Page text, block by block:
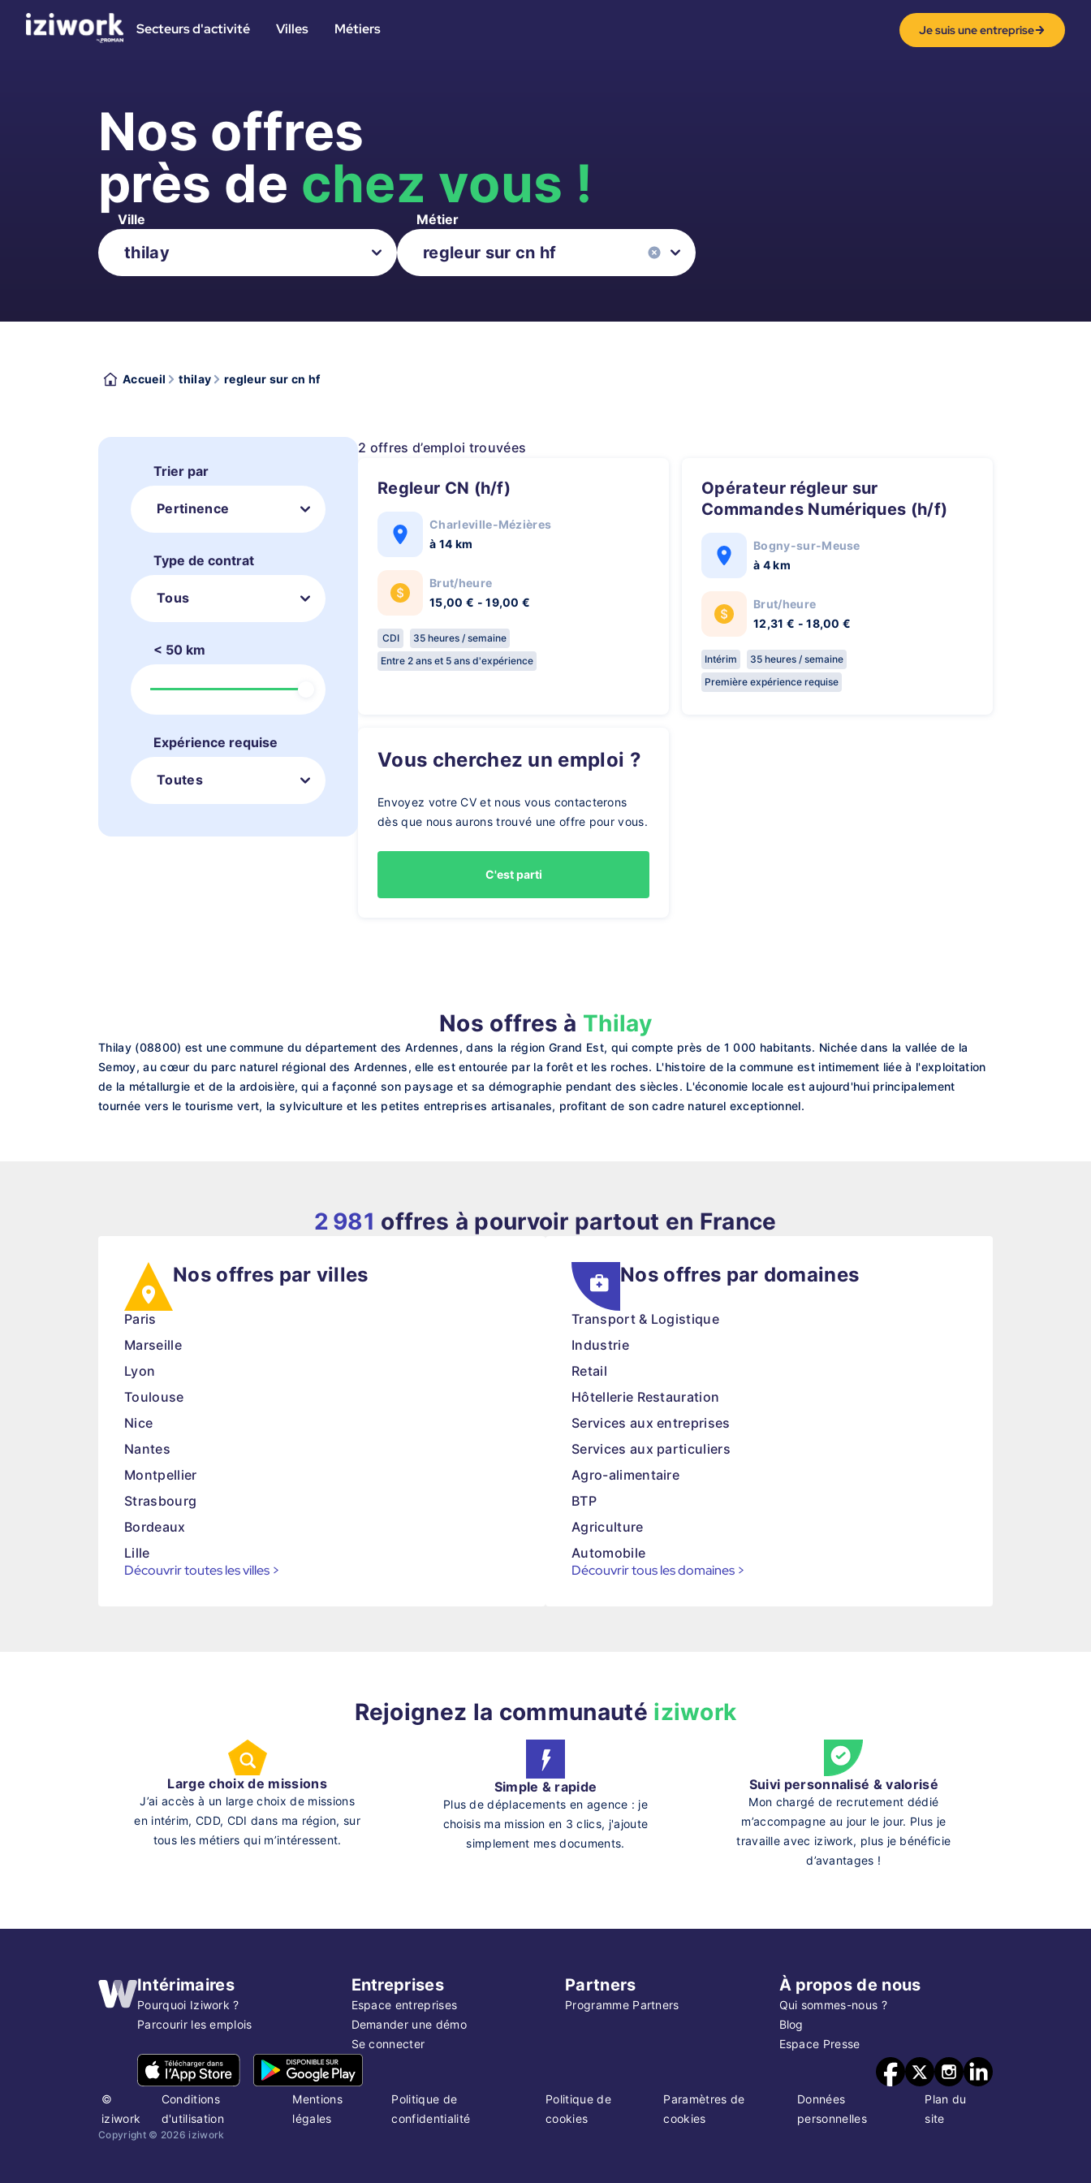
Secteurs d'activité Villes Métiers Je suis une entreprise
Nos offres
près de chez vous !
Ville Métier
Accueil thilay regleur sur cn hf
Trier par
Pertinence
Type de contrat
Tous
< 50 km
Expérience requise
Toutes
2 offres d’emploi trouvées
Regleur CN (h/f)
Charleville-Mézières
à 14 km
Brut/heure
15,00 € - 19,00 €
CDI
35 heures / semaine
Entre 2 ans et 5 ans d'expérience
Opérateur régleur sur
Commandes Numériques (h/f)
Bogny-sur-Meuse
à 4 km
Brut/heure
12,31 € - 18,00 €
Intérim
35 heures / semaine
Première expérience requise
Vous cherchez un emploi ?
Envoyez votre CV et nous vous contacterons
dès que nous aurons trouvé une offre pour vous.
C'est parti
Nos offres à Thilay
Thilay (08800) est une commune du département des Ardennes, dans la région Grand Est, qui compte près de 1 000 habitants. Nichée dans la vallée de la
Semoy, au cœur du parc naturel régional des Ardennes, elle est entourée par la forêt et les roches. L'histoire de la commune est intimement liée à l'exploitation
de la métallurgie et de la ardoisière, qui a façonné son paysage et sa démographie pendant des siècles. L'économie locale est aujourd'hui principalement
tournée vers le tourisme vert, la sylviculture et les petites entreprises artisanales, profitant de son cadre naturel exceptionnel.
2 981 offres à pourvoir partout en France
Nos offres par villes
Paris
Marseille
Lyon
Toulouse
Nice
Nantes
Montpellier
Strasbourg
Bordeaux
Lille
Découvrir toutes les villes >
Nos offres par domaines
Transport & Logistique
Industrie
Retail
Hôtellerie Restauration
Services aux entreprises
Services aux particuliers
Agro-alimentaire
BTP
Agriculture
Automobile
Découvrir tous les domaines >
Rejoignez la communauté iziwork
Large choix de missions
J’ai accès à un large choix de missions
en intérim, CDD, CDI dans ma région, sur
tous les métiers qui m’intéressent.
Simple & rapide
Plus de déplacements en agence : je
choisis ma mission en 3 clics, j'ajoute
simplement mes documents.
Suivi personnalisé & valorisé
Mon chargé de recrutement dédié
m’accompagne au jour le jour. Plus je
travaille avec iziwork, plus je bénéficie
d’avantages !
Intérimaires
Pourquoi Iziwork ?
Parcourir les emplois
Entreprises
Espace entreprises
Demander une démo
Se connecter
Partners
Programme Partners
À propos de nous
Qui sommes-nous ?
Blog
Espace Presse
©
iziwork
Conditions
d'utilisation
Mentions
légales
Politique de
confidentialité
Politique de
cookies
Paramètres de
cookies
Données
personnelles
Plan du
site
Copyright © 2026 iziwork